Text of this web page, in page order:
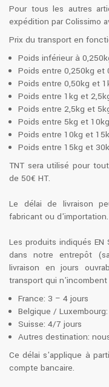
Pour tous les autres
expédition par Colissimo
Prix du transport en
Poids inférieur à
Poids entre 0,250kg et
Poids entre 0,50kg et
Poids entre 1kg et
Poids entre 2,5kg et
Poids entre 5kg et
Poids entre 10kg et
Poids entre 15kg et
TNT sera utilisé pour
de 50€ HT.
Le délai de livraison
fabricant ou d'importation.
Les produits indiqués EN
dans notre entrepôt
livraison en jours
transport qui
France: 3 – 4 jours
Belgique /
Suisse: 4/7 jours
Autres destination:
Ce délai s'applique à
compte bancaire.